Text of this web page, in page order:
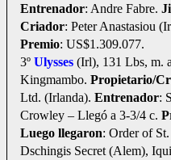
Entrenador: Andre Fabre.
Criador: Peter Anastasiou
Premio: US$1.309.077.
3º Ulysses (Irl), 131 Lbs, m.
Kingmambo. Propietario/
Ltd. (Irlanda). Entrenador:
Crowley – Llegó a 3-3/4 c.
Luego llegaron: Order of
Dschingis Secret (Alem),